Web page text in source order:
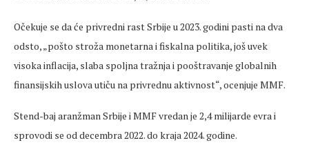
Očekuje se da će privredni rast Srbije u 2023. godini pasti na dva
odsto, „pošto stroža monetarna i fiskalna politika, još uvek
visoka inflacija, slaba spoljna tražnja i pooštravanje globalnih
finansijskih uslova utiču na privrednu aktivnost“, ocenjuje MMF.
Stend-baj aranžman Srbije i MMF vredan je 2,4 milijarde evra i
sprovodi se od decembra 2022. do kraja 2024. godine.